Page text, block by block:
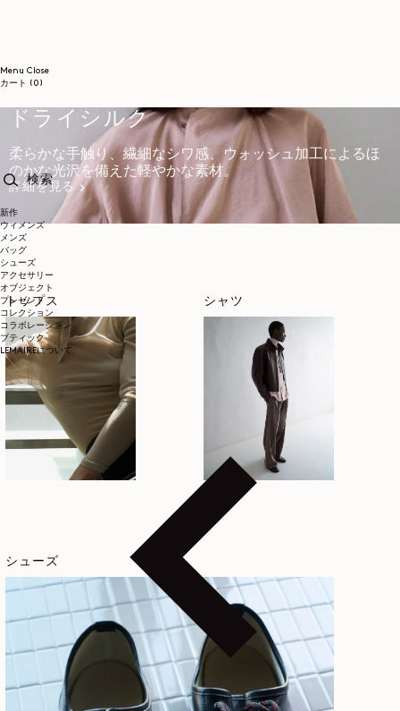
Menu Close
カート (0)
新作
ウィメンズ
メンズ
バッグ
シューズ
アクセサリー
オブジェクト
プレゼント
コレクション
コラボレーション
ブティック
LEMAIREについて
ドライシルク
柔らかな手触り、繊細なシワ感、ウォッシュ加工によるほ
のかな光沢を備えた軽やかな素材。
詳細を見る
トップス シャツ
シューズ